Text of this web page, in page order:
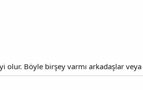
olur. Böyle birşey varmı arkadaşlar